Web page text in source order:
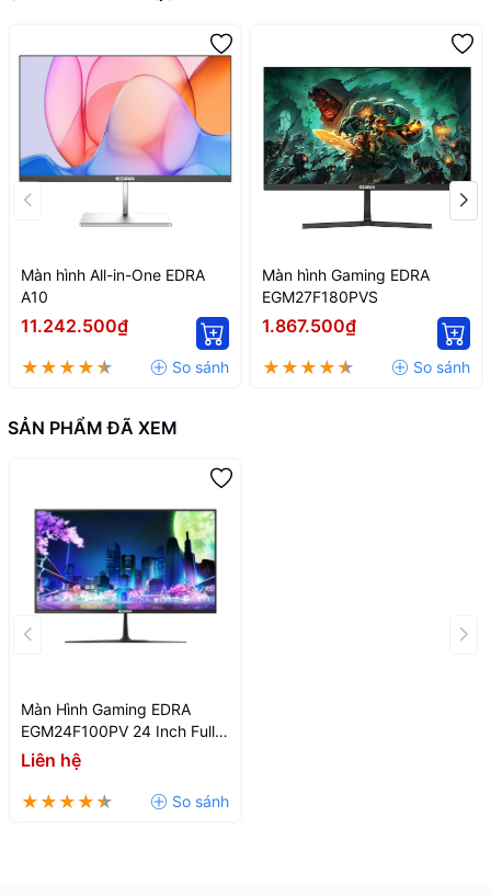
Màn hình All-in-One EDRA
A10
11.242.500₫
Màn hình Gaming EDRA
EGM27F180PVS
1.867.500₫
SẢN PHẨM ĐÃ XEM
Màn Hình Gaming EDRA
EGM24F100PV 24 Inch Full
HD 100Hz IPS A+
Liên hệ